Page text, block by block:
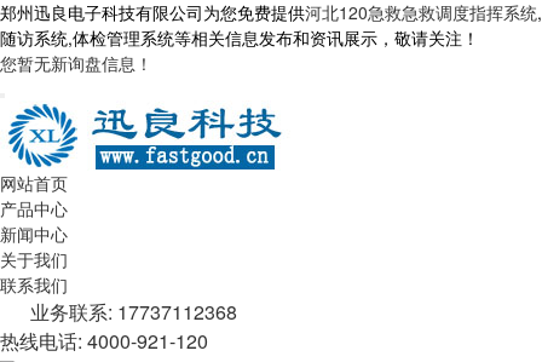
郑州迅良电子科技有限公司为您免费提供河北120急救急救调度指挥系统,
随访系统,体检管理系统等相关信息发布和资讯展示，敬请关注！
您暂无新询盘信息！
网站首页
产品中心
新闻中心
关于我们
联系我们
业务联系: 17737112368
热线电话: 4000-921-120